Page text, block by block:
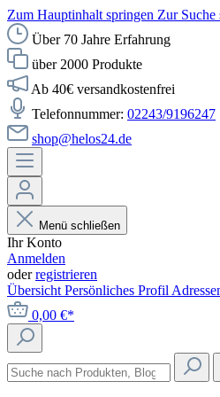
Zum Hauptinhalt springen Zur Suche
Über 70 Jahre Erfahrung
über 2000 Produkte
Ab 40€ versandkostenfrei
Telefonnummer: 02243/9196247
shop@helos24.de
Menü schließen
Ihr Konto
Anmelden
oderregistrieren
Übersicht Persönliches Profil
0,00 €*